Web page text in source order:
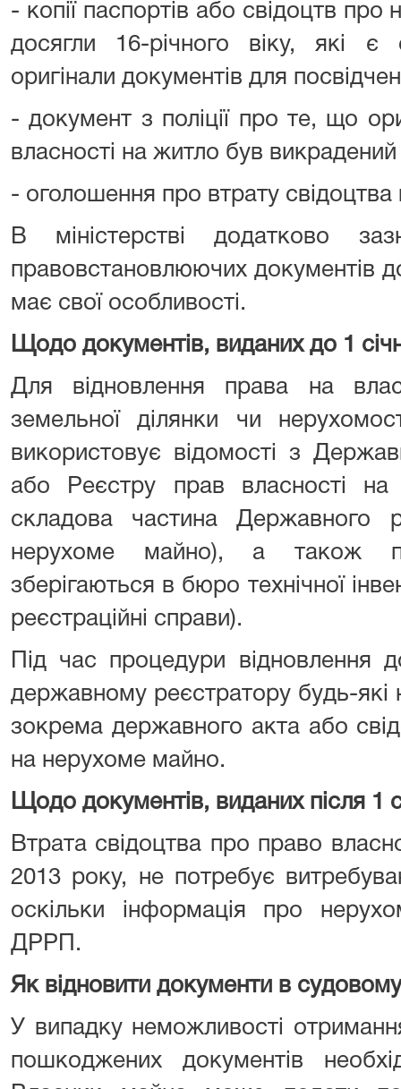
- копії паспортів або свідоцтв
досягли 16-річного віку, які є
оригінали документів для
- документ з поліції про те, що
власності на житло був
- оголошення про втрату
В міністерстві додатково
правовстановлюючих документів
має свої особливості.
Щодо документів, виданих до 1
Для відновлення права на
земельної ділянки чи
використовує відомості з
або Реєстру прав власності на
складова частина Державного
нерухоме майно), а також
зберігаються в бюро технічної
реєстраційні справи).
Під час процедури відновлення
державному реєстратору будь-які
зокрема державного акта або
на нерухоме майно.
Щодо документів, виданих після 1
Втрата свідоцтва про право
2013 року, не потребує
оскільки інформація про
ДРРП.
Як відновити документи в
У випадку неможливості
пошкоджених документів